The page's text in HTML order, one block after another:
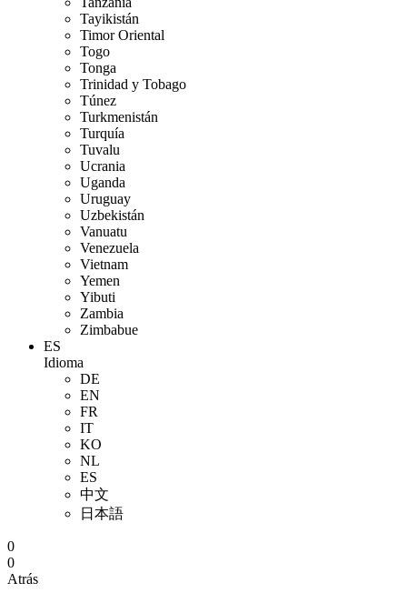
Tayikistán
Timor Oriental
Togo
Tonga
Trinidad y Tobago
Túnez
Turkmenistán
Turquía
Tuvalu
Ucrania
Uganda
Uruguay
Uzbekistán
Vanuatu
Venezuela
Vietnam
Yemen
Yibuti
Zambia
Zimbabue
ES
Idioma
DE
EN
FR
IT
KO
NL
ES
中文
日本語
0
0
Atrás